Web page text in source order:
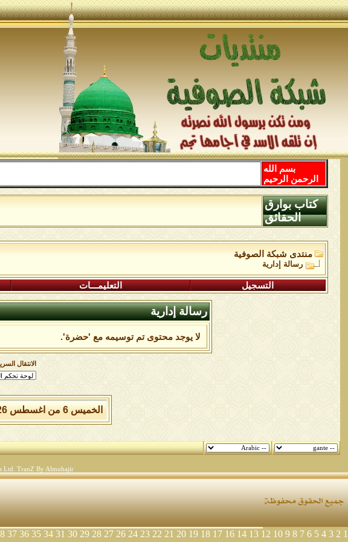
بسم الله
الرحمن الرحيم
كتاب بوارق
الحقائق
منتدى شبكة الصوفية
رسالة إدارية
التسجيل التعليمـــات
رسالة إدارية
لا يوجد محتوى تم توسيمه مع 'حضرة'.
الانتقال
الخميس 6 من اغسطس 2026 , الساعة الان 09:05:09 مساءً.
Ltd. TranZ By Almuhajir
1
2
3
4
5
6
7
8
9
10
12
13
14
16
17
18
19
20
21
22
23
24
26
27
28
29
30
31
34
35
36
37